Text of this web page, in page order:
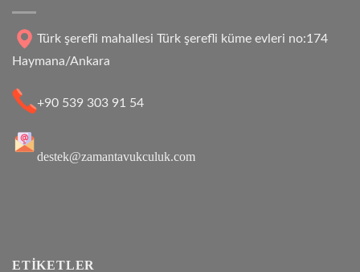
Türk şerefli mahallesi Türk şerefli küme evleri no:174
Haymana/Ankara
+90 539 303 91 54
destek@zamantavukculuk.com
ETIKETLER